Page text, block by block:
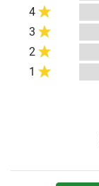
4
3
2
1